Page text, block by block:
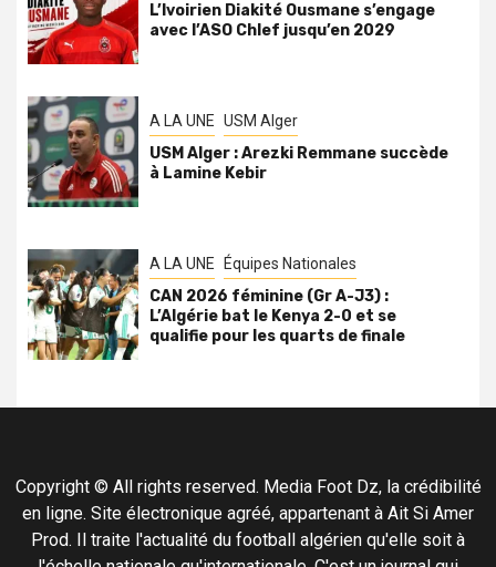
L’Ivoirien Diakité Ousmane s’engage
avec l’ASO Chlef jusqu’en 2029
A LA UNE USM Alger
USM Alger : Arezki Remmane succède
à Lamine Kebir
A LA UNE Équipes Nationales
CAN 2026 féminine (Gr A-J3) :
L’Algérie bat le Kenya 2-0 et se
qualifie pour les quarts de finale
Copyright © All rights reserved. Media Foot Dz, la crédibilité
en ligne. Site électronique agréé, appartenant à Ait Si Amer
Prod. Il traite l'actualité du football algérien qu'elle soit à